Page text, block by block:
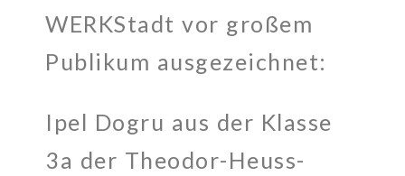
WERKStadt vor großem
Publikum ausgezeichnet:
Ipel Dogru aus der Klasse
3a der Theodor-Heuss-